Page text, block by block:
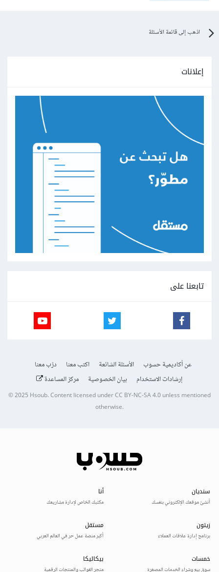
اذهب إلى قائمة الأسئلة
إعلانات
تابعنا على
عن أكاديمية حسوب الأسئلة الشائعة اكتب معنا
درّب معنا
إرشادات الاستخدام
بيان الخصوصية مركز المساعدة
© 2025Hsoub.Content licensed underCC BY-NC-SA 4.0unless mentioned
otherwise.